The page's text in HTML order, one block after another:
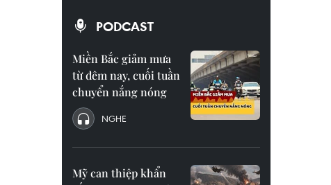
PODCAST
Miền Bắc giảm mưa
từ đêm nay, cuối tuần
chuyển nắng nóng
NGHE
Mỹ can thiệp khẩn